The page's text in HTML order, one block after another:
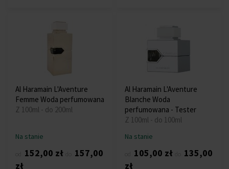
Al Haramain L'Aventure
Femme Woda perfumowana
Z 100ml - do 200ml
Na stanie
152,00 zł
157,00
zł
Al Haramain L'Aventure
Blanche Woda
perfumowana - Tester
Z 100ml - do 100ml
Na stanie
105,00 zł
135,00
zł